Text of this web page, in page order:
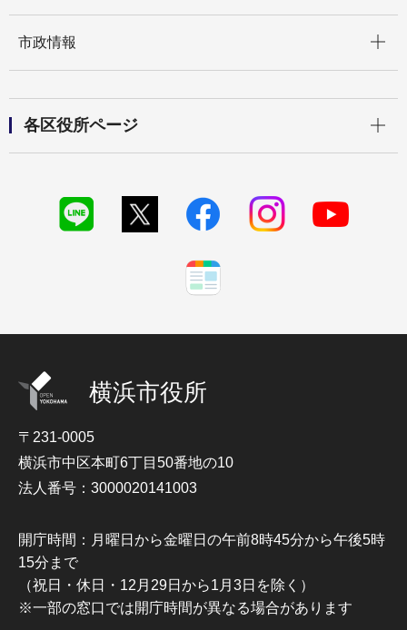
市政情報
各区役所ページ
横浜市役所
〒231-0005
横浜市中区本町6丁目50番地の10
法人番号：3000020141003
開庁時間：月曜日から金曜日の午前8時45分から午後5時
15分まで
（祝日・休日・12月29日から1月3日を除く）
※一部の窓口では開庁時間が異なる場合があります